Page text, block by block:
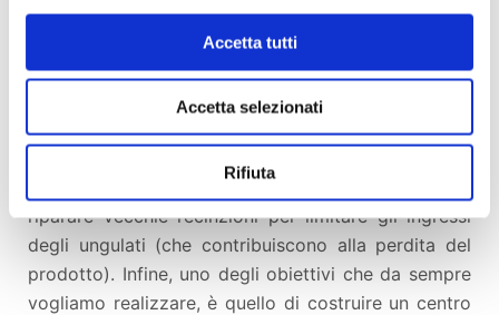
Accetta tutti
Accetta selezionati
Rifiuta
all’interno della nostra fattoria e nei campi dei vicini.
Una parte importante del progetto è rivolta a loro
per emanciparli dalle monocolture di vigna e olivo.
L’escavatore servirà a togliere le tante pietre
presenti in questi campi (ad oggi tolte manualmente
campi dei vicini. Con questo mezzo vogliamo
riparare vecchie recinzioni per limitare gli ingressi
degli ungulati (che contribuiscono alla perdita del
prodotto). Infine, uno degli obiettivi che da sempre
vogliamo realizzare, è quello di costruire un centro